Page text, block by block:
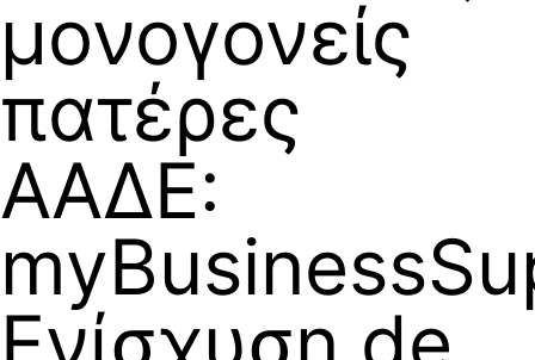
μονογονείς
πατέρες
ΑΑΔΕ: